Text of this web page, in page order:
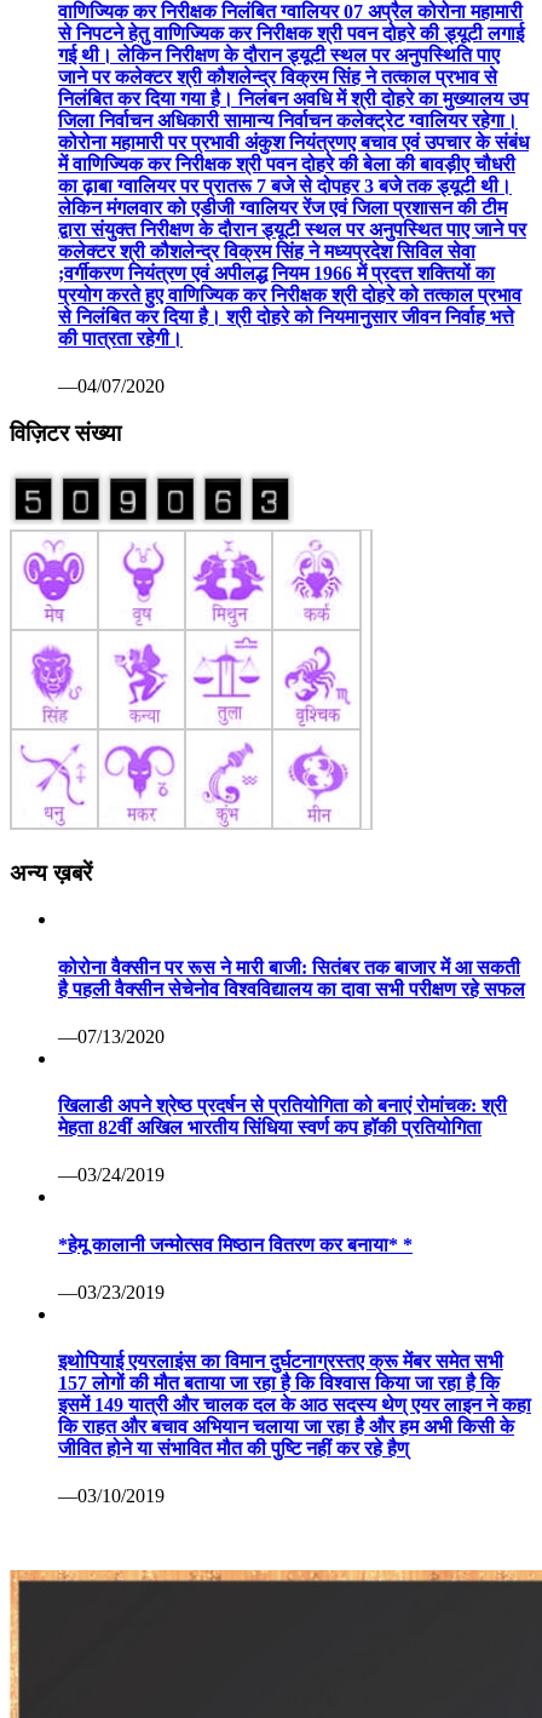
वाणिज्यिक कर निरीक्षक निलंबित ग्वालियर 07 अप्रैल कोरोना महामारी
से निपटने हेतु वाणिज्यिक कर निरीक्षक श्री पवन दोहरे की ड्यूटी लगाई
गई थी। लेकिन निरीक्षण के दौरान ड्यूटी स्थल पर अनुपस्थिति पाए
जाने पर कलेक्टर श्री कौशलेन्द्र विक्रम सिंह ने तत्काल प्रभाव से
निलंबित कर दिया गया है। निलंबन अवधि में श्री दोहरे का मुख्यालय उप
जिला निर्वाचन अधिकारी सामान्य निर्वाचन कलेक्ट्रेट ग्वालियर रहेगा।
कोरोना महामारी पर प्रभावी अंकुश नियंत्रणए बचाव एवं उपचार के संबंध
में वाणिज्यिक कर निरीक्षक श्री पवन दोहरे की बेला की बावड़ीए चौधरी
का ढ़ाबा ग्वालियर पर प्रातरू 7 बजे से दोपहर 3 बजे तक ड्यूटी थी।
लेकिन मंगलवार को एडीजी ग्वालियर रेंज एवं जिला प्रशासन की टीम
द्वारा संयुक्त निरीक्षण के दौरान ड्यूटी स्थल पर अनुपस्थित पाए जाने पर
कलेक्टर श्री कौशलेन्द्र विक्रम सिंह ने मध्यप्रदेश सिविल सेवा
;वर्गीकरण नियंत्रण एवं अपीलद्ध नियम 1966 में प्रदत्त शक्तियों का
प्रयोग करते हुए वाणिज्यिक कर निरीक्षक श्री दोहरे को तत्काल प्रभाव
से निलंबित कर दिया है। श्री दोहरे को नियमानुसार जीवन निर्वाह भत्ते
की पात्रता रहेगी।
—04/07/2020
विज़िटर संख्या
अन्य ख़बरें
कोरोना वैक्सीन पर रूस ने मारी बाजी: सितंबर तक बाजार में आ सकती
है पहली वैक्सीन सेचेनोव विश्वविद्यालय का दावा सभी परीक्षण रहे सफल
—07/13/2020
खिलाडी अपने श्रेष्ठ प्रदर्षन से प्रतियोगिता को बनाएं रोमांचक: श्री
मेहता 82वीं अखिल भारतीय सिंधिया स्वर्ण कप हॉकी प्रतियोगिता
—03/24/2019
*हेमू कालानी जन्मोत्सव मिष्ठान वितरण कर बनाया* *
—03/23/2019
इथोपियाई एयरलाइंस का विमान दुर्घटनाग्रस्तए क्रू मेंबर समेत सभी
157 लोगों की मौत बताया जा रहा है कि विश्वास किया जा रहा है कि
इसमें 149 यात्री और चालक दल के आठ सदस्य थेण् एयर लाइन ने कहा
कि राहत और बचाव अभियान चलाया जा रहा है और हम अभी किसी के
जीवित होने या संभावित मौत की पुष्टि नहीं कर रहे हैण्
—03/10/2019